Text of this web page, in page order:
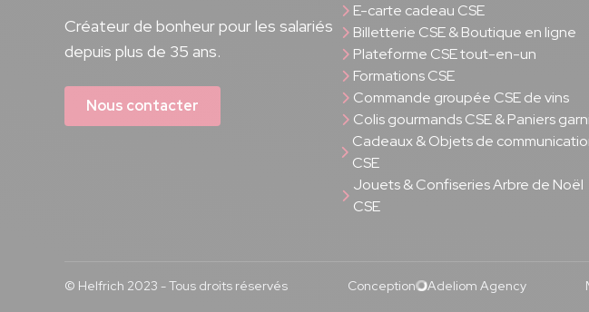
Créateur de bonheur pour les salariés
depuis plus de 35 ans.
Nous contacter
E-carte cadeau CSE
Billetterie CSE & Boutique en ligne
Plateforme CSE tout-en-un
Formations CSE
Commande groupée CSE de vins
Colis gourmands CSE & Paniers
Cadeaux & Objets de
CSE
Jouets & Confiseries Arbre de Noël
CSE
© Helfrich 2023 - Tous droits réservés Conception Adeliom Agency